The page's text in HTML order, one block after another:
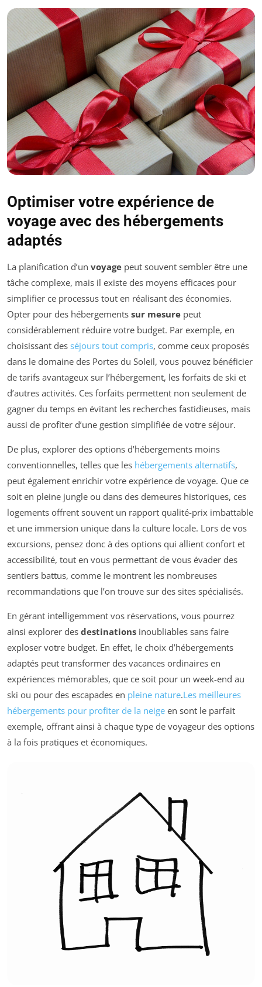
Optimiser votre expérience de
voyage avec des hébergements
adaptés
La planification d’un voyage peut souvent sembler être une
tâche complexe, mais il existe des moyens efficaces pour
simplifier ce processus tout en réalisant des économies.
Opter pour des hébergements sur mesure peut
considérablement réduire votre budget. Par exemple, en
choisissant des séjours tout compris, comme ceux proposés
dans le domaine des Portes du Soleil, vous pouvez bénéficier
de tarifs avantageux sur l’hébergement, les forfaits de ski et
d’autres activités. Ces forfaits permettent non seulement de
gagner du temps en évitant les recherches fastidieuses, mais
aussi de profiter d’une gestion simplifiée de votre séjour.
De plus, explorer des options d’hébergements moins
conventionnelles, telles que les hébergements alternatifs,
peut également enrichir votre expérience de voyage. Que ce
soit en pleine jungle ou dans des demeures historiques, ces
logements offrent souvent un rapport qualité-prix imbattable
et une immersion unique dans la culture locale. Lors de vos
excursions, pensez donc à des options qui allient confort et
accessibilité, tout en vous permettant de vous évader des
sentiers battus, comme le montrent les nombreuses
recommandations que l’on trouve sur des sites spécialisés.
En gérant intelligemment vos réservations, vous pourrez
ainsi explorer des destinations inoubliables sans faire
exploser votre budget. En effet, le choix d’hébergements
adaptés peut transformer des vacances ordinaires en
expériences mémorables, que ce soit pour un week-end au
ski ou pour des escapades en pleine nature.Les meilleures
hébergements pour profiter de la neige en sont le parfait
exemple, offrant ainsi à chaque type de voyageur des options
à la fois pratiques et économiques.